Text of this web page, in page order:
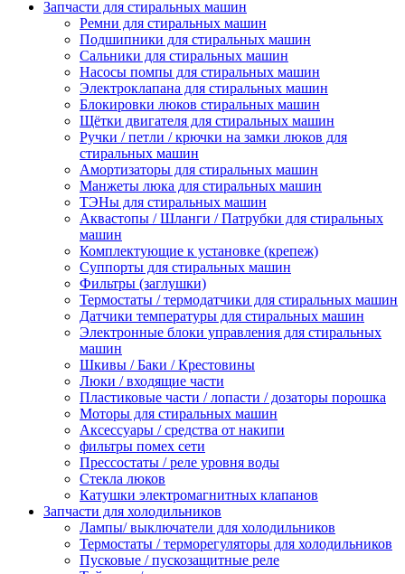
Запчасти для стиральных машин
Ремни для стиральных машин
Подшипники для стиральных машин
Сальники для стиральных машин
Насосы помпы для стиральных машин
Электроклапана для стиральных машин
Блокировки люков стиральных машин
Щётки двигателя для стиральных машин
Ручки / петли / крючки на замки люков для
стиральных машин
Амортизаторы для стиральных машин
Манжеты люка для стиральных машин
ТЭНы для стиральных машин
Аквастопы / Шланги / Патрубки для стиральных
машин
Комплектующие к установке (крепеж)
Суппорты для стиральных машин
Фильтры (заглушки)
Термостаты / термодатчики для стиральных машин
Датчики температуры для стиральных машин
Электронные блоки управления для стиральных
машин
Шкивы / Баки / Крестовины
Люки / входящие части
Пластиковые части / лопасти / дозаторы порошка
Моторы для стиральных машин
Аксессуары / средства от накипи
фильтры помех сети
Прессостаты / реле уровня воды
Стекла люков
Катушки электромагнитных клапанов
Запчасти для холодильников
Лампы/ выключатели для холодильников
Термостаты / терморегуляторы для холодильников
Пусковые / пускозащитные реле